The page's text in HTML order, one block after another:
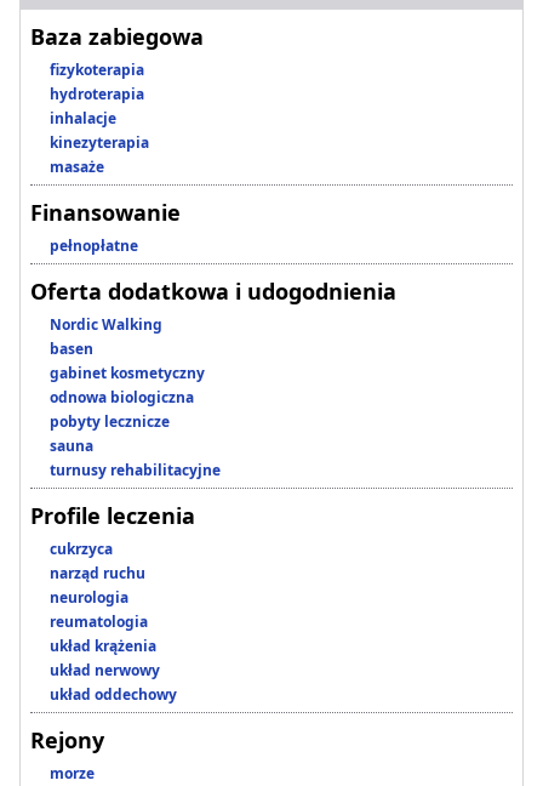
Baza zabiegowa
fizykoterapia
hydroterapia
inhalacje
kinezyterapia
masaże
Finansowanie
pełnopłatne
Oferta dodatkowa i udogodnienia
Nordic Walking
basen
gabinet kosmetyczny
odnowa biologiczna
pobyty lecznicze
sauna
turnusy rehabilitacyjne
Profile leczenia
cukrzyca
narząd ruchu
neurologia
reumatologia
układ krążenia
układ nerwowy
układ oddechowy
Rejony
morze